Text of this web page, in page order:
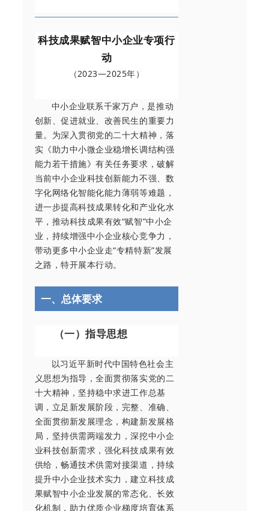
科技成果赋智中小企业专项行
动
（2023—2025年）
中小企业联系千家万户，是推动
创新、促进就业、改善民生的重要力
量。为深入贯彻党的二十大精神，落
实《助力中小微企业稳增长调结构强
能力若干措施》有关任务要求，破解
当前中小企业科技创新能力不强、数
字化网络化智能化能力薄弱等难题，
进一步提高科技成果转化和产业化水
平，推动科技成果有效“赋智”中小企
业，持续增强中小企业核心竞争力，
带动更多中小企业走“专精特新”发展
之路，特开展本行动。
一、总体要求
（一）指导思想
以习近平新时代中国特色社会主
义思想为指导，全面贯彻落实党的二
十大精神，坚持稳中求进工作总基
调，立足新发展阶段，完整、准确、
全面贯彻新发展理念，构建新发展格
局，坚持供需两端发力，深挖中小企
业科技创新需求，强化科技成果有效
供给，畅通技术供需对接渠道，持续
提升中小企业技术实力，建立科技成
果赋智中小企业发展的常态化、长效
化机制，助力优质企业梯度培育体系